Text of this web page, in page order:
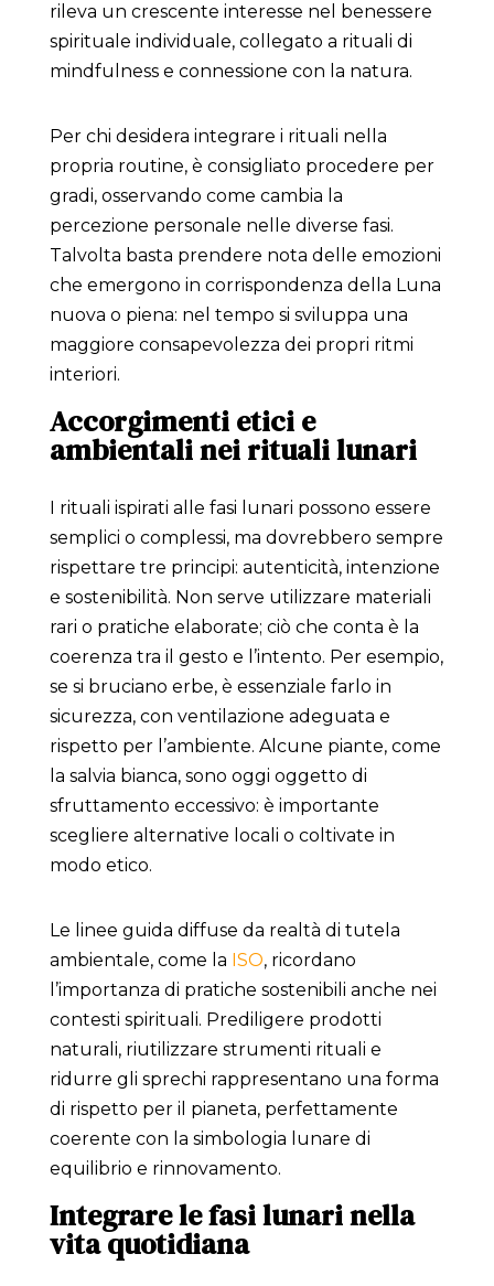
rileva un crescente interesse nel benessere
spirituale individuale, collegato a rituali di
mindfulness e connessione con la natura.
Per chi desidera integrare i rituali nella
propria routine, è consigliato procedere per
gradi, osservando come cambia la
percezione personale nelle diverse fasi.
Talvolta basta prendere nota delle emozioni
che emergono in corrispondenza della Luna
nuova o piena: nel tempo si sviluppa una
maggiore consapevolezza dei propri ritmi
interiori.
Accorgimenti etici e
ambientali nei rituali lunari
I rituali ispirati alle fasi lunari possono essere
semplici o complessi, ma dovrebbero sempre
rispettare tre principi: autenticità, intenzione
e sostenibilità. Non serve utilizzare materiali
rari o pratiche elaborate; ciò che conta è la
coerenza tra il gesto e l’intento. Per esempio,
se si bruciano erbe, è essenziale farlo in
sicurezza, con ventilazione adeguata e
rispetto per l’ambiente. Alcune piante, come
la salvia bianca, sono oggi oggetto di
sfruttamento eccessivo: è importante
scegliere alternative locali o coltivate in
modo etico.
Le linee guida diffuse da realtà di tutela
ambientale, come la ISO, ricordano
l’importanza di pratiche sostenibili anche nei
contesti spirituali. Prediligere prodotti
naturali, riutilizzare strumenti rituali e
ridurre gli sprechi rappresentano una forma
di rispetto per il pianeta, perfettamente
coerente con la simbologia lunare di
equilibrio e rinnovamento.
Integrare le fasi lunari nella
vita quotidiana